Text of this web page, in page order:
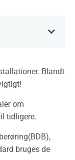
Blandt
om
tidligere.
bruges de